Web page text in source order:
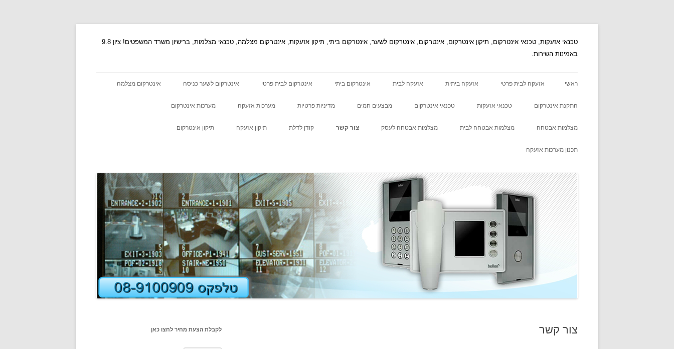
טכנאי אזעקות, טכנאי אינטרקום, תיקון אינטרקום, אינטרקום, אינטרקום לשער, אינטרקום ביתי, תיקון אזעקות, אינטרקום מצלמה, טכנאי מצלמות, ברישיון משרד המשפטים! ציון 9.8
באמינות השירות.
ראשי אזעקה לבית פרטי אזעקה ביתית אזעקה לבית אינטרקום ביתי אינטרקום לבית פרטי אינטרקום לשער כניסה אינטרקום מצלמה
התקנת אינטרקום טכנאי אזעקות טכנאי אינטרקום מבצעים חמים מדיניות פרטיות מערכות אזעקה מערכות אינטרקום
מצלמות אבטחה מצלמות אבטחה לבית מצלמות אבטחה לעסק צור קשר קודן לדלת תיקון אזעקה תיקון אינטרקום
תכנון מערכות אזעקה
צור קשר לקבלת הצעת מחיר לחצו כאן